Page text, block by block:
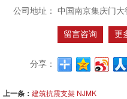
公司地址：
中国南京集庆门大
留言咨询 更
分享：
上一条： 建筑抗震支架 NJMK